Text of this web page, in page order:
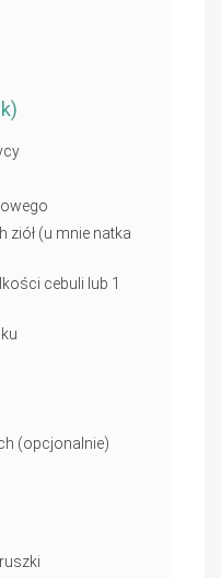
ziół (u mnie natka
cebuli lub 1
(opcjonalnie)